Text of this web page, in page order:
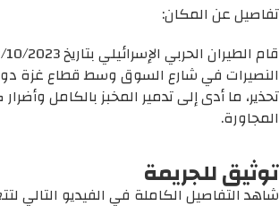
تفاصيل عن المكان:
النصيرات في شارع السوق وسط قطاع غزة
تحذير، ما أدى إلى تدمير المخبز بالكامل
المجاورة.
توثيق للجريمة
شاهد التفاصيل الكاملة في الفيديو التالي